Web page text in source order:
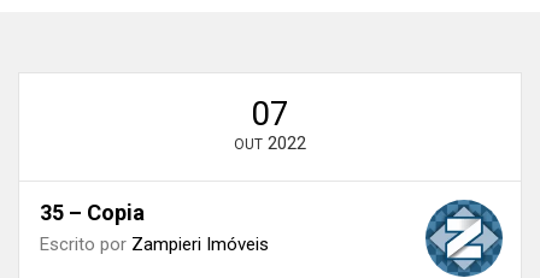
07
OUT 2022
35 – Copia
Escrito por Zampieri Imóveis